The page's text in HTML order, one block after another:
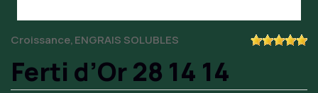
CroissanceENGRAIS SOLUBLES
Ferti d’Or 28 14 14